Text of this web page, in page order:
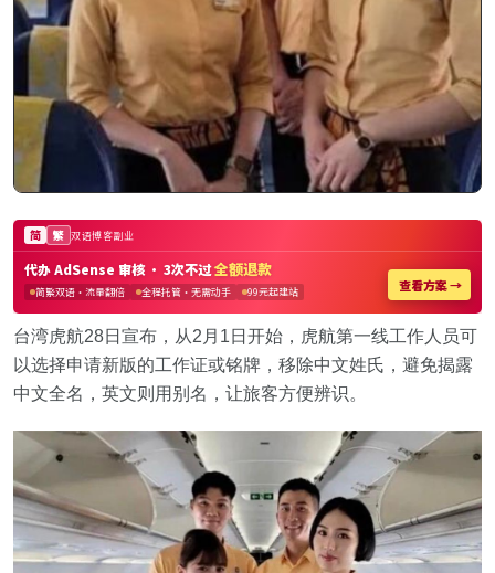
台湾虎航28日宣布，从2月1日开始，虎航第一线工作人员可
以选择申请新版的工作证或铭牌，移除中文姓氏，避免揭露
中文全名，英文则用别名，让旅客方便辨识。